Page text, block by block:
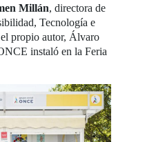
Millán, directora de
Tecnología e
propio autor, Álvaro
instaló en la Feria